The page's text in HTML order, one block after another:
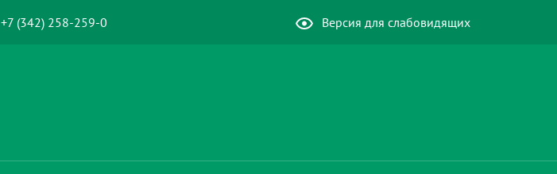
+7 (342) 258-259-0 Версия для слабовидящих